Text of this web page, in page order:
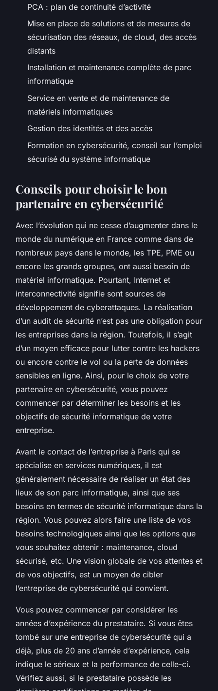
PCA : plan de continuité d’activité
Mise en place de solutions et de mesures de
sécurisation des réseaux, de cloud, des accès
distants
Installation et maintenance complète de parc
informatique
Service en vente et de maintenance de
matériels informatiques
Gestion des identités et des accès
Formation en cybersécurité, conseil sur l’emploi
sécurisé du système informatique
Conseils pour choisir le bon
partenaire en cybersécurité
Avec l’évolution qui ne cesse d’augmenter dans le
monde du numérique en France comme dans de
nombreux pays dans le monde, les TPE, PME ou
encore les grands groupes, ont aussi besoin de
matériel informatique. Pourtant, Internet et
interconnectivité signifie sont sources de
développement de cyberattaques. La réalisation
d’un audit de sécurité n’est pas une obligation pour
les entreprises dans la région. Toutefois, il s’agit
d’un moyen efficace pour lutter contre les hackers
ou encore contre le vol ou la perte de données
sensibles en ligne. Ainsi, pour le choix de votre
partenaire en cybersécurité, vous pouvez
commencer par déterminer les besoins et les
objectifs de sécurité informatique de votre
entreprise.
Avant le contact de l’entreprise à Paris qui se
spécialise en services numériques, il est
généralement nécessaire de réaliser un état des
lieux de son parc informatique, ainsi que ses
besoins en termes de sécurité informatique dans la
région. Vous pouvez alors faire une liste de vos
besoins technologiques ainsi que les options que
vous souhaitez obtenir : maintenance, cloud
sécurisé, etc. Une vision globale de vos attentes et
de vos objectifs, est un moyen de cibler
l’entreprise de cybersécurité qui convient.
Vous pouvez commencer par considérer les
années d’expérience du prestataire. Si vous êtes
tombé sur une entreprise de cybersécurité qui a
déjà, plus de 20 ans d’année d’expérience, cela
indique le sérieux et la performance de celle-ci.
Vérifiez aussi, si le prestataire possède les